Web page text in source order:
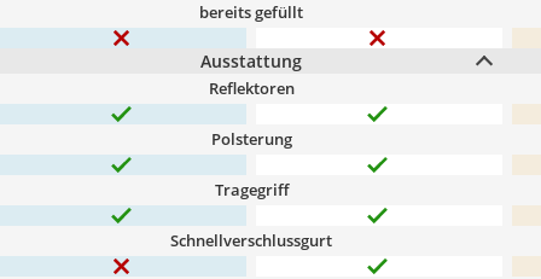
bereits gefüllt
Ausstattung
Reflektoren
Polsterung
Tragegriff
Schnellverschlussgurt